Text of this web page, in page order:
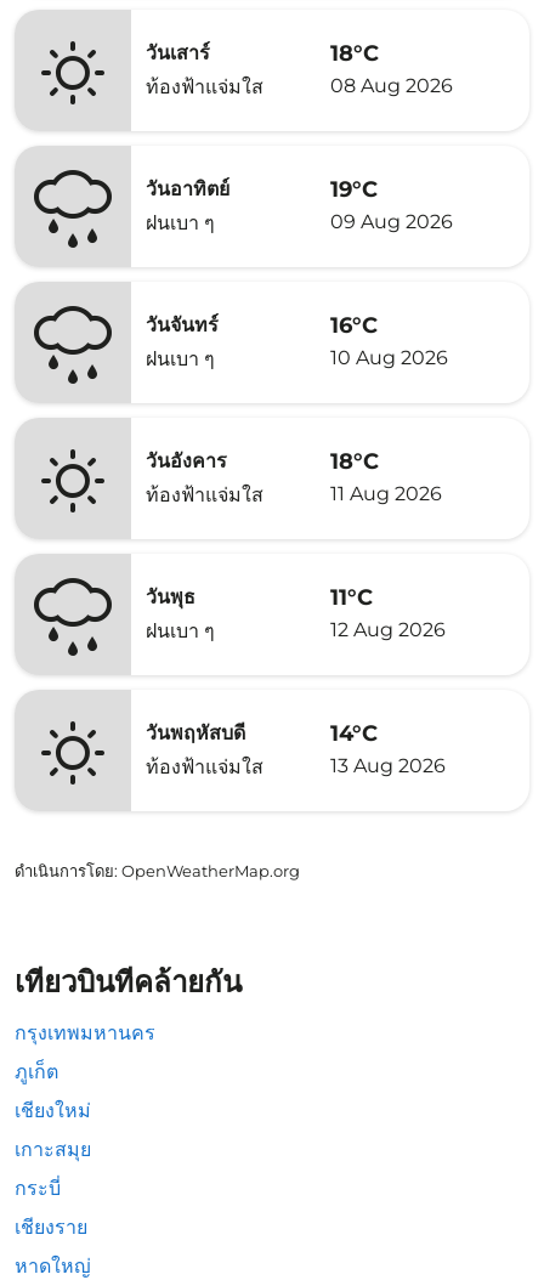
วันเสาร์
ท้องฟ้าแจ่มใส
18°C
08 Aug 2026
วันอาทิตย์
ฝนเบา ๆ
19°C
09 Aug 2026
วันจันทร์
ฝนเบา ๆ
16°C
10 Aug 2026
วันอังคาร
ท้องฟ้าแจ่มใส
18°C
11 Aug 2026
วันพุธ
ฝนเบา ๆ
11°C
12 Aug 2026
วันพฤหัสบดี
ท้องฟ้าแจ่มใส
14°C
13 Aug 2026
ดำเนินการโดย: OpenWeatherMap.org
เที่ยวบินที่คล้ายกัน
กรุงเทพมหานคร
ภูเก็ต
เชียงใหม่
เกาะสมุย
กระบี่
เชียงราย
หาดใหญ่